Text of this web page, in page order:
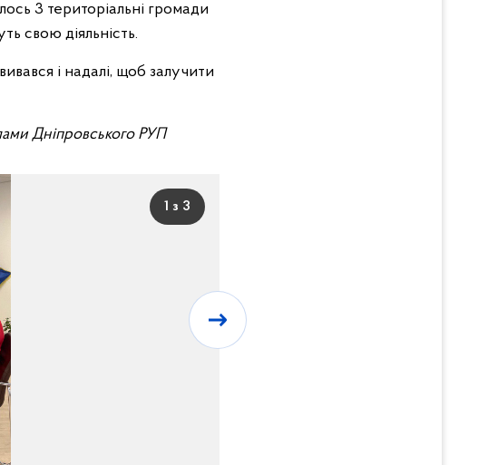
3 територіальні громади
свою діяльність.
і надалі, щоб залучити
Дніпровського РУП
1 з 3